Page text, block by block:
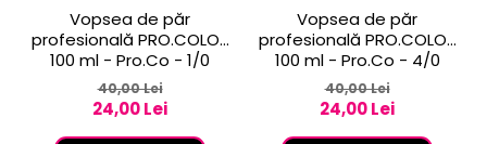
Vopsea de păr
profesională PRO.COLOR
100 ml - Pro.Co - 1/0
NEGRU
40,00 Lei
24,00 Lei
Vopsea de păr
profesională PRO.COLOR
100 ml - Pro.Co - 4/0
CASTANIU NATURAL
40,00 Lei
24,00 Lei